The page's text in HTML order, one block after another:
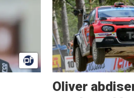
Oliver